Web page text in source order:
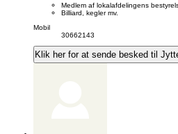
Medlem af lokalafdelingens
Billiard, kegler mv.
Mobil
30662143
Klik her for at sende besked til